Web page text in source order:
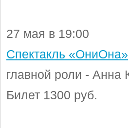
27 мая в 19:00
Спектакль «ОниОна»
главной роли - Анна
Билет 1300 руб.